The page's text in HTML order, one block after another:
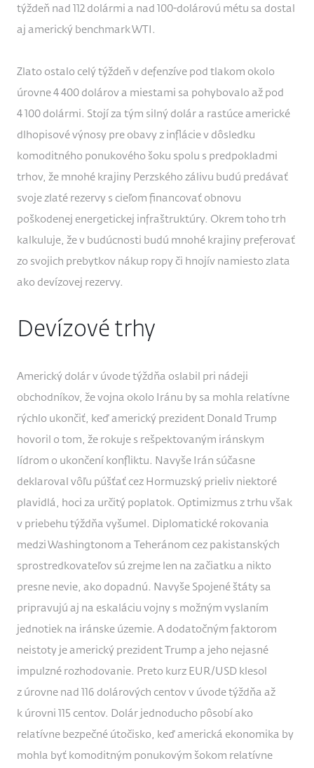
týždeň nad 112 dolármi a nad 100-dolárovú métu sa dostal
aj americký benchmark WTI.
Zlato ostalo celý týždeň v defenzíve pod tlakom okolo
úrovne 4 400 dolárov a miestami sa pohybovalo až pod
4 100 dolármi. Stojí za tým silný dolár a rastúce americké
dlhopisové výnosy pre obavy z inflácie v dôsledku
komoditného ponukového šoku spolu s predpokladmi
trhov, že mnohé krajiny Perzského zálivu budú predávať
svoje zlaté rezervy s cieľom financovať obnovu
poškodenej energetickej infraštruktúry. Okrem toho trh
kalkuluje, že v budúcnosti budú mnohé krajiny preferovať
zo svojich prebytkov nákup ropy či hnojív namiesto zlata
ako devízovej rezervy.
Devízové trhy
Americký dolár v úvode týždňa oslabil pri nádeji
obchodníkov, že vojna okolo Iránu by sa mohla relatívne
rýchlo ukončiť, keď americký prezident Donald Trump
hovoril o tom, že rokuje s rešpektovaným iránskym
lídrom o ukončení konfliktu. Navyše Irán súčasne
deklaroval vôľu púšťať cez Hormuzský prieliv niektoré
plavidlá, hoci za určitý poplatok. Optimizmus z trhu však
v priebehu týždňa vyšumel. Diplomatické rokovania
medzi Washingtonom a Teheránom cez pakistanských
sprostredkovateľov sú zrejme len na začiatku a nikto
presne nevie, ako dopadnú. Navyše Spojené štáty sa
pripravujú aj na eskaláciu vojny s možným vyslaním
jednotiek na iránske územie. A dodatočným faktorom
neistoty je americký prezident Trump a jeho nejasné
impulzné rozhodovanie. Preto kurz EUR/USD klesol
z úrovne nad 116 dolárových centov v úvode týždňa až
k úrovni 115 centov. Dolár jednoducho pôsobí ako
relatívne bezpečné útočisko, keď americká ekonomika by
mohla byť komoditným ponukovým šokom relatívne